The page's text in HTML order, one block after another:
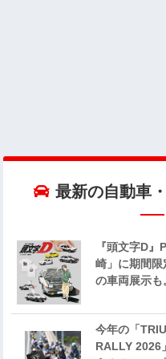
最新の自動車
『頭文字D
崎」に期間
の車両展示も
今年の「
RALLY 2026